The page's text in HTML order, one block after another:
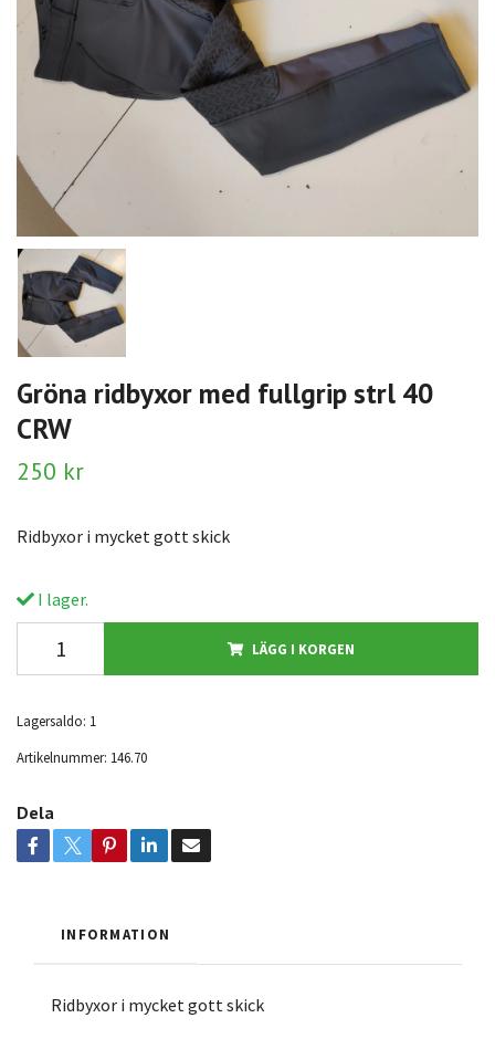
Gröna ridbyxor med fullgrip strl 40
CRW
250 kr
Ridbyxor i mycket gott skick
I lager.
LÄGG I KORGEN
Lagersaldo: 1
Artikelnummer: 146.70
Dela
INFORMATION
Ridbyxor i mycket gott skick